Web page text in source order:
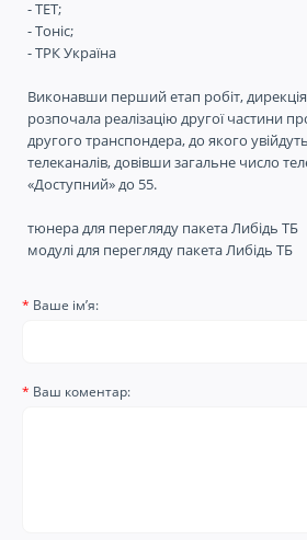
- ТЕТ;
- Тоніс;
- ТРК Україна
Виконавши перший етап робіт,
розпочала реалізацію другої частини
другого транспондера, до якого
телеканалів, довівши загальне число
«Доступний» до 55.
тюнера для перегляду пакета Либідь ТБ
модулі для перегляду пакета Либідь ТБ
Ваше ім’я:
Ваш коментар: